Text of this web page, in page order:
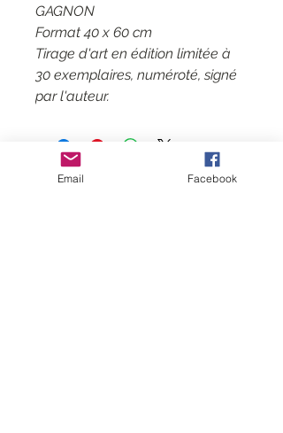
GAGNON
Format 40 x 60 cm
Tirage d'art en édition limitée à
30 exemplaires, numéroté, signé
par l'auteur.
Email Facebook